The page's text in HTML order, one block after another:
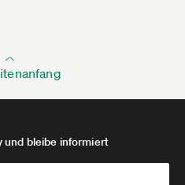
und bleibe informiert